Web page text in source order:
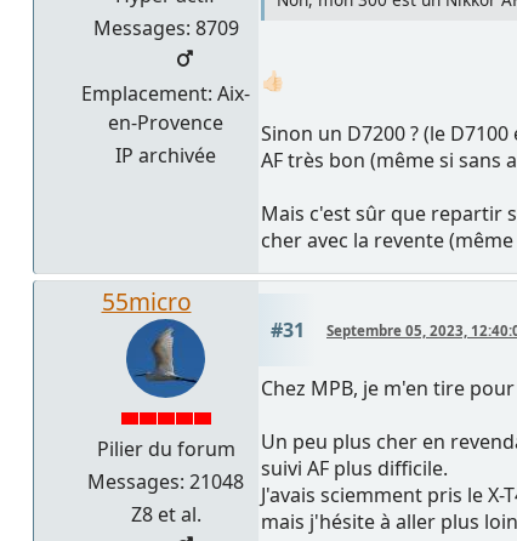
Messages: 8709
Emplacement: Aix-
en-Provence
IP archivée
👍🏻
Sinon un D7200 ? (le
AF très bon (même si sans
Mais c'est sûr que repartir
cher avec la revente
55micro
Pilier du forum
Messages: 21048
Z8 et al.
#31 Septembre 05, 2023,
Chez MPB, je m'en tire
Un peu plus cher en
suivi AF plus difficile.
J'avais sciemment pris le
mais j'hésite à aller plus